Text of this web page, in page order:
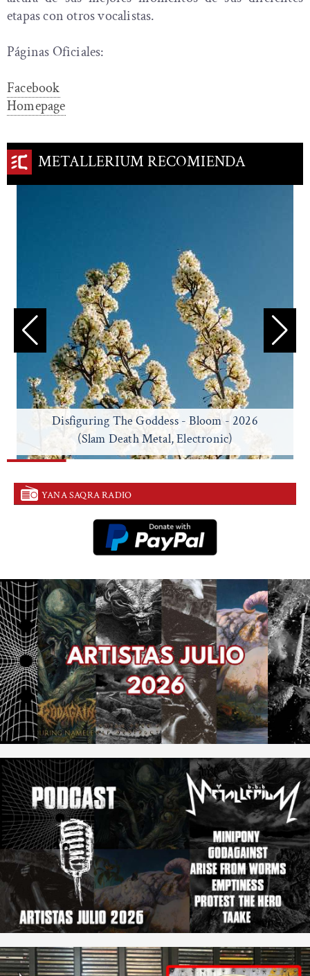
etapas con otros vocalistas.
Páginas Oficiales:
Facebook
Homepage
METALLERIUM RECOMIENDA
Disfiguring The Goddess - Bloom - 2026
(Slam Death Metal, Electronic)
YANA SAQRA RADIO